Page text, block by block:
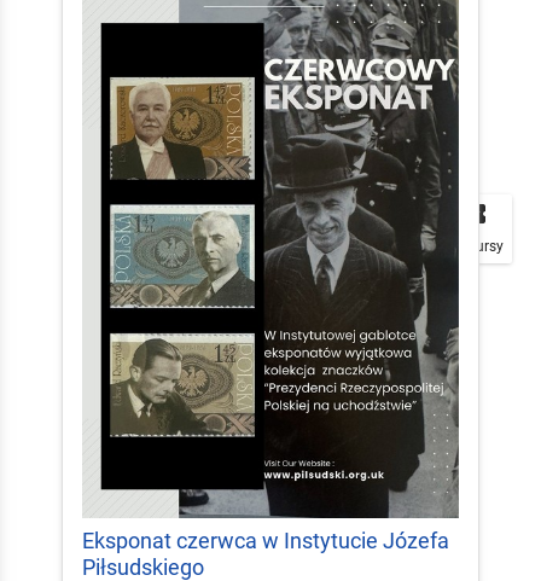

Plakaty

Mapa
local_play
Konkursy
Eksponat czerwca w Instytucie Józefa
Piłsudskiego